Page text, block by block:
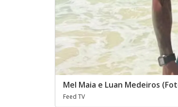
Mel Maia e Luan Medeiros
Feed TV